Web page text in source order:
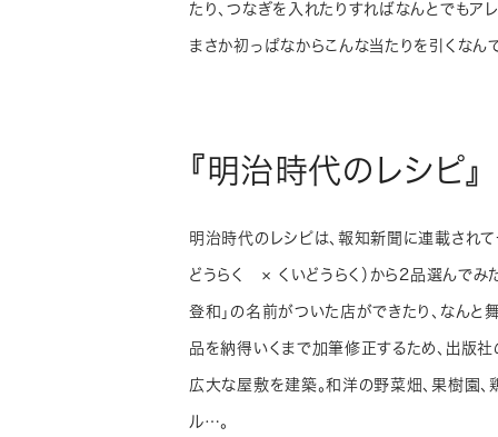
たり、つなぎを入れたりすればなんとでもア
まさか初っぱなからこんな当たりを引くなん
『明治時代のレシピ』
明治時代のレシピは、報知新聞に連載され
どうらく × くいどうらく）から2品選んでみ
登和」の名前がついた店ができたり、なんと
品を納得いくまで加筆修正するため、出版
広大な屋敷を建築。和洋の野菜畑、果樹園
ル…。